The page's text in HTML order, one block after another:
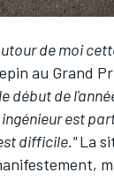
de moi
au Grand
début de
est
difficile."La